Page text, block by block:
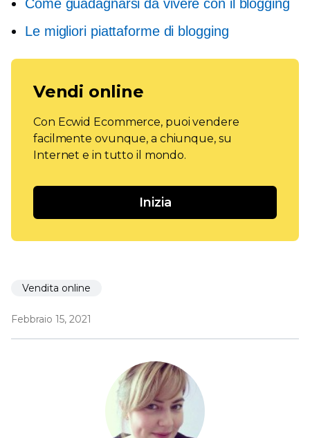
Come guadagnarsi da vivere con il blogging
Le migliori piattaforme di blogging
Vendi online
Con Ecwid Ecommerce, puoi vendere
facilmente ovunque, a chiunque, su
Internet e in tutto il mondo.
Inizia
Vendita online
Febbraio 15, 2021